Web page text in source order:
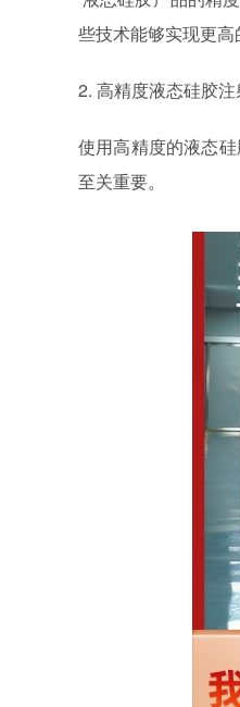
些技术能够实现更高
2. 高精度液态硅胶
使用高精度的液态
至关重要。